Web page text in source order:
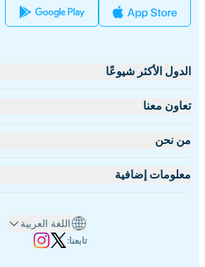
الدول الأكثر شيوعًا
الولايات المتحدة
تركيا
فرنسا
تعاون معنا
مستندات API
من نحن
نبذة عن iRoamly
معلومات إضافية
اللغة العربية
تابعنا: